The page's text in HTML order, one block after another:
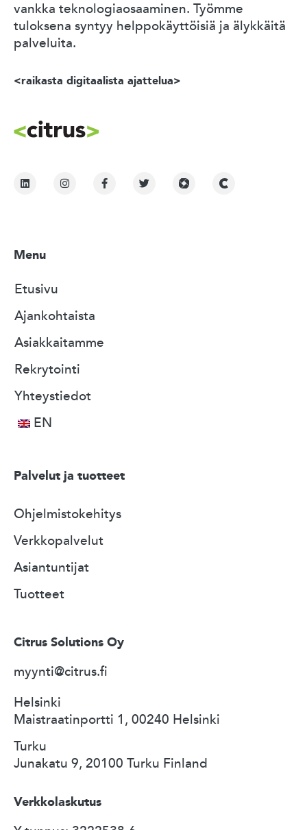
vankka teknologiaosaaminen. Työmme
tuloksena syntyy helppokäyttöisiä ja älykkäitä
palveluita.
<raikasta digitaalista ajattelua>
Menu
Etusivu
Ajankohtaista
Asiakkaitamme
Rekrytointi
Yhteystiedot
EN
Palvelut ja tuotteet
Ohjelmistokehitys
Verkkopalvelut
Asiantuntijat
Tuotteet
Citrus Solutions Oy
myynti@citrus.fi
Helsinki
Maistraatinportti 1, 00240 Helsinki
Turku
Junakatu 9, 20100 Turku Finland
Verkkolaskutus